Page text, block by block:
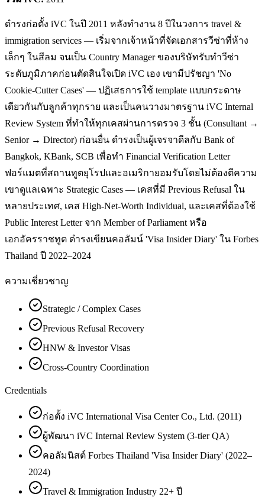
ดำรงก่อตั้ง iVC ในปี 2011 หลังทำงาน 8 ปีในวงการ travel &
immigration services — เริ่มจากเจ้าหน้าที่จัดเอกสารวีซ่าที่ห้าง
เล็กๆ ในสีลม จนเป็น Country Manager ของบริษัทรับทำวีซ่า
ระดับภูมิภาคก่อนตัดสินใจเปิด iVC เอง เขามีปรัชญา 'No
Cookie-Cutter Cases' — ปฏิเสธการใช้ template แบบกระดาษ
เดียวกันกับลูกค้าทุกราย และเป็นคนวางมาตรฐาน iVC Internal
Review System ที่ทำให้ทุกเคสผ่านการตรวจ 3 ชั้น (Consultant →
Senior → Director) ก่อนยื่น ดำรงเป็นผู้เจรจาดีลกับ Bank of
Bangkok, KBank, SCB เพื่อทำ Financial Verification Letter
ฟอร์แมตที่สถานทูตยุโรปและอเมริกายอมรับโดยไม่ต้องตีความ
เขาดูแลเฉพาะ Strategic Cases — เคสที่มี Previous Refusal ใน
หลายประเทศ, เคส High-Net-Worth Individual, และเคสที่ต้องใช้
Public Interest Letter จาก Member of Parliament หรือ
เอกอัครราชทูต ดำรงเขียนคอลัมน์ 'Visa Insider Diary' ใน Forbes
Thailand ปี 2022–2024
ความเชี่ยวชาญ
Strategic / Complex Cases
Previous Refusal Recovery
HNW & Investor Visas
Cross-Country Coordination
Credentials
ก่อตั้ง iVC International Visa Center Co., Ltd. (2011)
ผู้พัฒนา iVC Internal Review System (3-tier QA)
คอลัมนิสต์ Forbes Thailand 'Visa Insider Diary' (2022–
2024)
Travel & Immigration Industry 22+ ปี